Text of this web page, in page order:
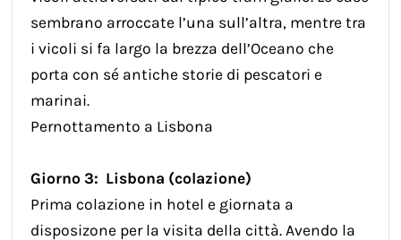
sembrano arroccate l’una sull’altra, mentre tra
i vicoli si fa largo la brezza dell’Oceano che
porta con sé antiche storie di pescatori e
marinai.
Pernottamento a Lisbona
Giorno 3: Lisbona (colazione)
Prima colazione in hotel e giornata a
disposizone per la visita della città. Avendo la